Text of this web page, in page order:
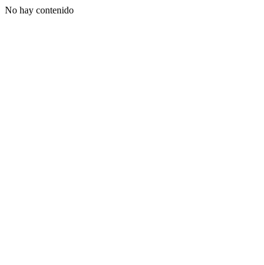
No hay contenido